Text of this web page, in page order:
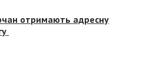
отримають адресну